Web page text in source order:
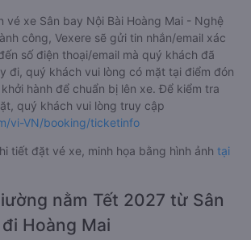
vé xe Sân bay Nội Bài Hoàng Mai - Nghệ
công, Vexere sẽ gửi tin nhắn/email xác
số điện thoại/email mà quý khách đã
đi, quý khách vui lòng có mặt tại điểm đón
hành để chuẩn bị lên xe. Để kiểm tra
quý khách vui lòng truy cập
vi-VN/booking/ticketinfo
tiết đặt vé xe, minh họa bằng hình ảnh tại
nằm Tết 2027 từ Sân
Hoàng Mai